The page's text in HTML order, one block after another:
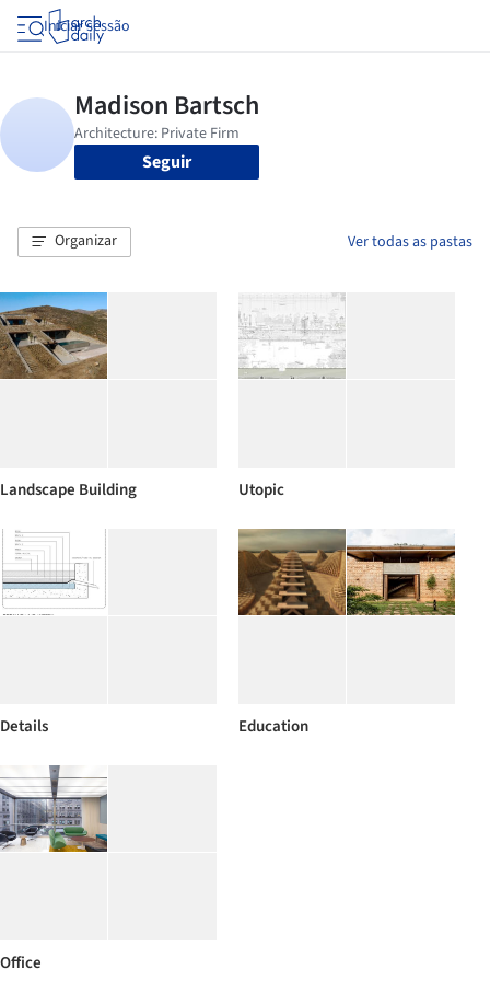
Iniciar sessão
Seguir
Organizar Ver todas as pastas
Landscape Building Utopic
Details Education
Office